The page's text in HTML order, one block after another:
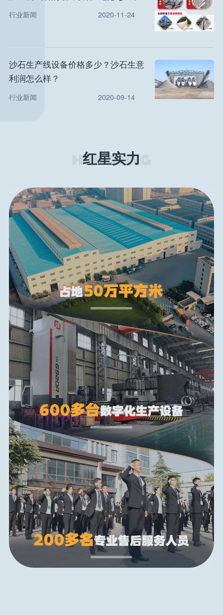
行业新闻 2020-11-24
沙石生产线设备价格多少？沙石生意
利润怎么样？
行业新闻 2020-09-14
红星实力